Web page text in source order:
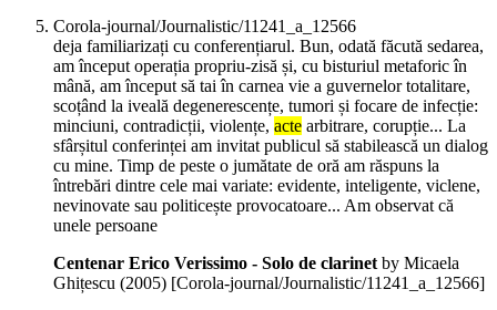
Corola-journal/Journalistic/11241_a_12566
deja familiarizați cu conferențiarul. Bun, odată făcută sedarea,
am început operația propriu-zisă și, cu bisturiul metaforic în
mână, am început să tai în carnea vie a guvernelor totalitare,
scoțând la iveală degenerescențe, tumori și focare de infecție:
minciuni, contradicții, violențe, acte arbitrare, corupție... La
sfârșitul conferinței am invitat publicul să stabilească un dialog
cu mine. Timp de peste o jumătate de oră am răspuns la
întrebări dintre cele mai variate: evidente, inteligente, viclene,
nevinovate sau politicește provocatoare... Am observat că
unele persoane
Centenar Erico Verissimo - Solo de clarinetby Micaela
Ghițescu (2005) [Corola-journal/Journalistic/11241_a_12566]